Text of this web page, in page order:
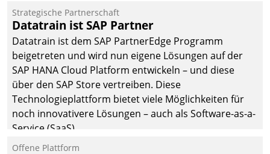
Jahresbeginn eine
Überblick, Einsicht und
Eingriff bietende Lösung.
Zur Entwicklung setzte
man auf
Cloudtechnologie,
bewährte und Startup-
Partner sowie erstmals
agile Projektmethoden.
Strategische Partnerschaft
Datatrain ist SAP Partner
Datatrain ist dem SAP PartnerEdge Programm
beigetreten und wird nun eigene Lösungen auf der
SAP HANA Cloud Platform entwickeln – und diese
über den SAP Store vertreiben. Diese
Technologieplattform bietet viele Möglichkeiten für
noch innovativere Lösungen – auch als Software-as-a-
Service (SaaS).
Offene Plattform